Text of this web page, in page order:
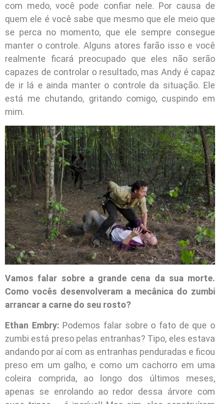
com medo, você pode confiar nele. Por causa de
quem ele é você sabe que mesmo que ele meio que
se perca no momento, que ele sempre consegue
manter o controle. Alguns atores farão isso e você
realmente ficará preocupado que eles não serão
capazes de controlar o resultado, mas Andy é capaz
de ir lá e ainda manter o controle da situação. Ele
está me chutando, gritando comigo, cuspindo em
mim.
Vamos falar sobre a grande cena da sua morte.
Como vocês desenvolveram a mecânica do zumbi
arrancar a carne do seu rosto?
Ethan Embry: Podemos falar sobre o fato de que o
zumbi está preso pelas entranhas? Tipo, eles estava
andando por aí com as entranhas penduradas e ficou
preso em um galho, e como um cachorro em uma
coleira comprida, ao longo dos últimos meses,
apenas se enrolando ao redor dessa árvore com